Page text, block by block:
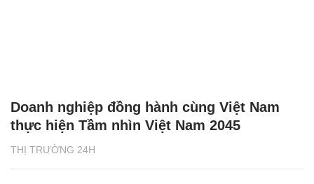
THỊ TRƯỜNG 24H
Doanh nghiệp đồng hành cùng Việt Nam
thực hiện Tầm nhìn Việt Nam 2045